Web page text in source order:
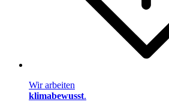
Wir arbeiten
klimabewusst.